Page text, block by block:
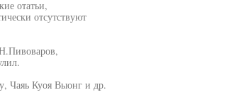
отатьи,
отсутствуют
Чаяь Куоя Выонг и др.